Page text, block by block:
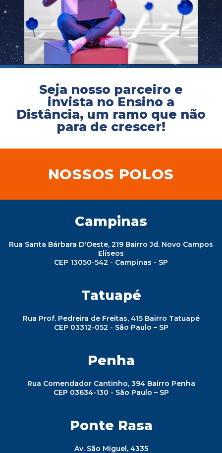
POLO EAD
Seja nosso parceiro e
invista no Ensino a
Distância, um ramo que não
para de crescer!
NOSSOS POLOS
Campinas
Rua Santa Bárbara D'Oeste, 219 Bairro Jd. Novo Campos
Elíseos
CEP 13050-542 - Campinas - SP
Tatuapé
Rua Prof. Pedreira de Freitas, 415 Bairro Tatuapé
CEP 03312-052 - São Paulo – SP
Penha
Rua Comendador Cantinho, 394 Bairro Penha
CEP 03634-130 - São Paulo – SP
Ponte Rasa
Av. São Miguel, 4335